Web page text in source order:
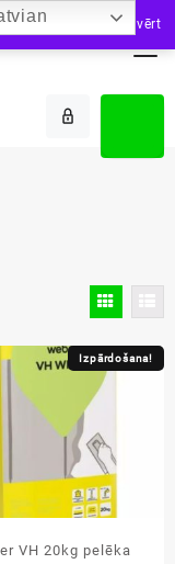
info@siltini.lvAizvērt
Izpārdošana!
VH 20kg pelēka